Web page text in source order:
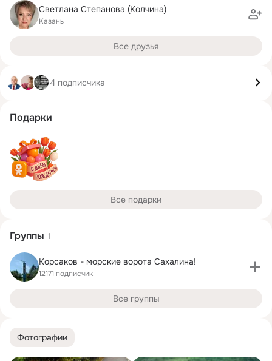
Фотографии
Светлана Степанова (Колчина)
Казань
Все друзья
4 подписчика
Подарки
Все подарки
Группы 1
Корсаков - морские ворота Сахалина!
12171 подписчик
Все группы